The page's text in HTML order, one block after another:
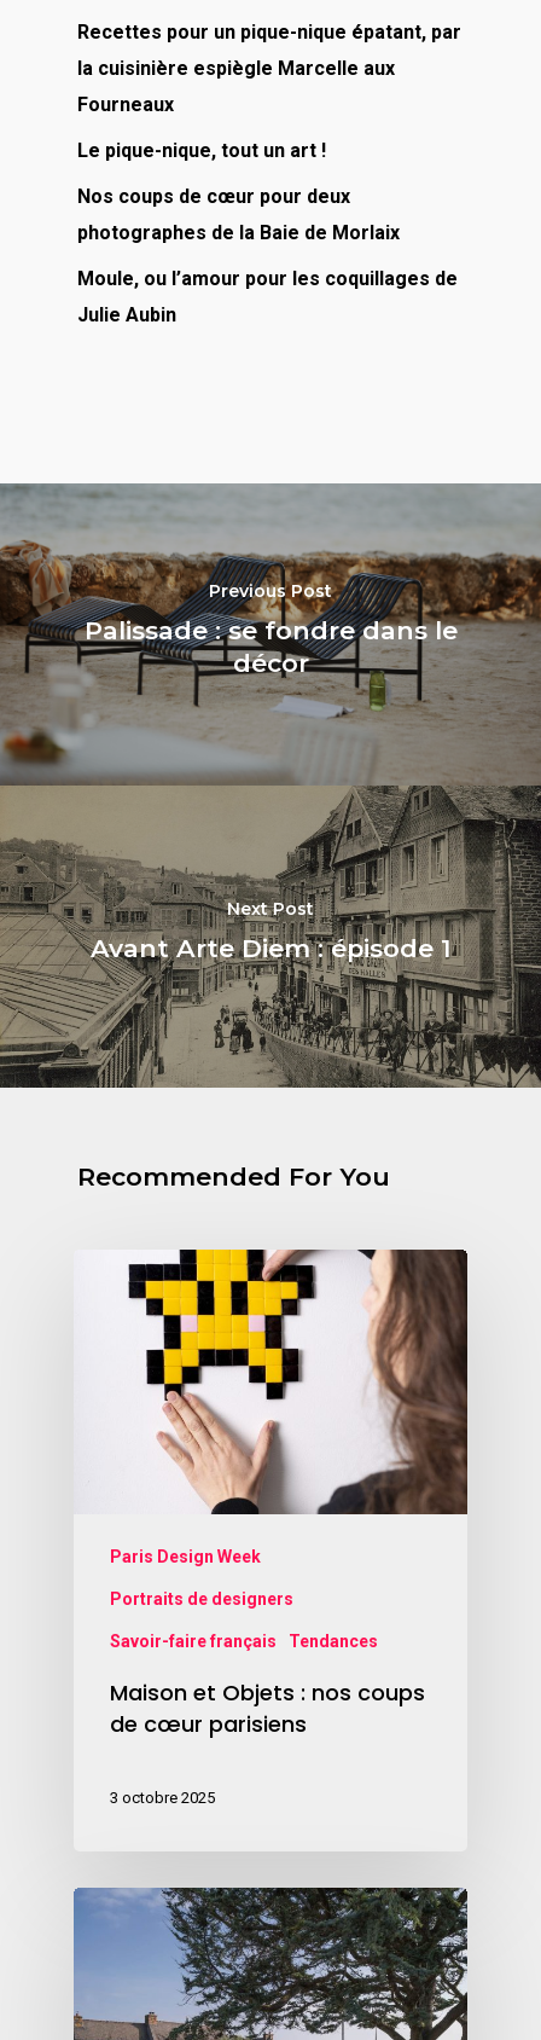
Recettes pour un pique-nique épatant, par
la cuisinière espiègle Marcelle aux
Fourneaux
Le pique-nique, tout un art !
Nos coups de cœur pour deux
photographes de la Baie de Morlaix
Moule, ou l’amour pour les coquillages de
Julie Aubin
Previous Post
Palissade : se fondre dans le
décor
Next Post
Avant Arte Diem : épisode 1
Recommended For You
Paris Design Week
Portraits de designers
Savoir-faire français Tendances
Maison et Objets : nos coups
de cœur parisiens
3 octobre 2025